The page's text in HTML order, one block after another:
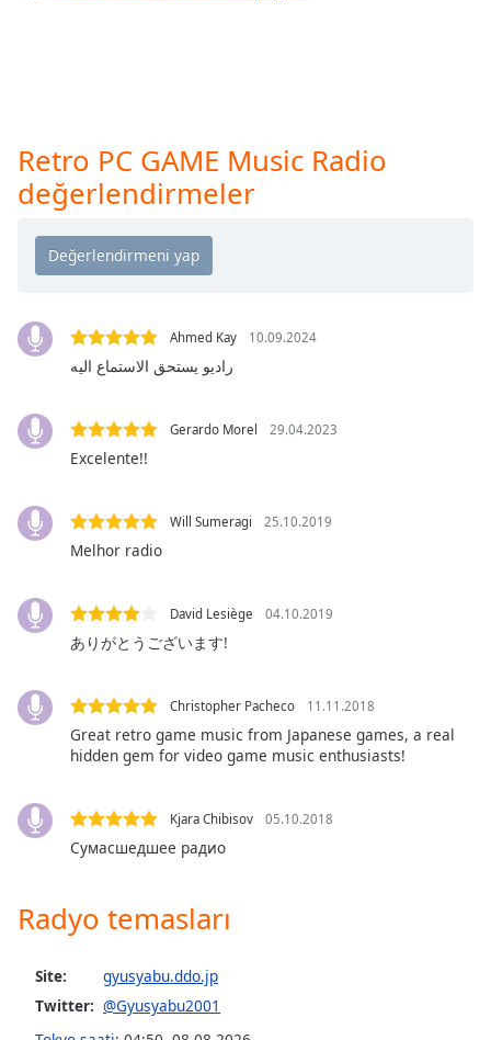
subtitles
off
selected
in-
Picture
Fullscreen
Beginning
window.
Escape
and
close
Text
Opacity
Background
Retro PC GAME Music Radio
değerlendirmeler
Ahmed Kay 10.09.2024
راديو يستحق الاستماع اليه
Gerardo Morel 29.04.2023
Excelente!!
Will Sumeragi 25.10.2019
Melhor radio
David Lesiège 04.10.2019
ありがとうございます!
Christopher Pacheco 11.11.2018
Great retro game music from Japanese games, a real
hidden gem for video game music enthusiasts!
Kjara Chibisov 05.10.2018
Сумасшедшее радио
Radyo temasları
Site:
gyusyabu.ddo.jp
Twitter: @Gyusyabu2001